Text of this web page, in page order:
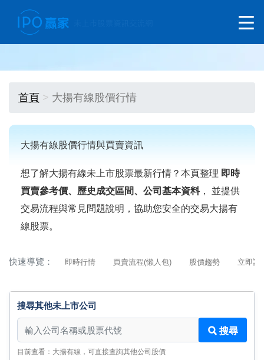
首頁 大揚有線股價行情
大揚有線股價行情與買賣資訊
想了解大揚有線未上市股票最新行情？本頁整理 即時
買賣參考價、歷史成交區間、公司基本資料， 並提供
交易流程與常見問題說明，協助您安全的交易大揚有
線股票。
快速導覽： 即時行情 買賣流程(懶人包) 股價趨勢 立即詢
搜尋其他未上市公司
搜尋其他未上市公司
搜尋
目前查看：大揚有線，可直接查詢其他公司股價